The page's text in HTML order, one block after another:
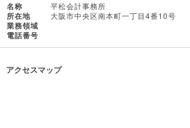
名称
平松会計事務所
所在地 大阪市中央区南本町一丁目4番10号
業務領域
電話番号
アクセスマップ